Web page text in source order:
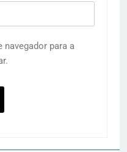
navegador para a